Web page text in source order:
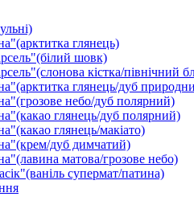
глянець)
шовк)
кістка/північний
глянець/дуб
небо/дуб полярний)
глянець/дуб полярний)
глянець/макіато)
дуб димчатий)
матова/грозове небо)
супермат/патина)